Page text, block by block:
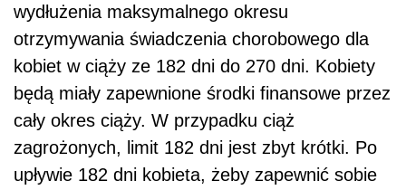
wydłużenia maksymalnego okresu
otrzymywania świadczenia chorobowego dla
kobiet w ciąży ze 182 dni do 270 dni. Kobiety
będą miały zapewnione środki finansowe przez
cały okres ciąży. W przypadku ciąż
zagrożonych, limit 182 dni jest zbyt krótki. Po
upływie 182 dni kobieta, żeby zapewnić sobie